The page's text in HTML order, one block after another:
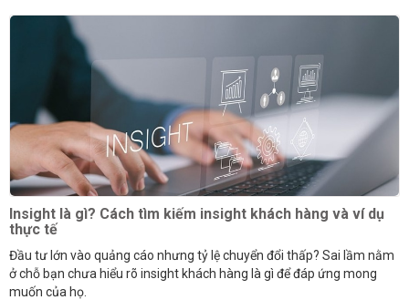
Insight là gì? Cách tìm kiếm insight khách hàng và ví dụ
thực tế
Đầu tư lớn vào quảng cáo nhưng tỷ lệ chuyển đổi thấp? Sai lầm nằm
ở chỗ bạn chưa hiểu rõ insight khách hàng là gì để đáp ứng mong
muốn của họ.